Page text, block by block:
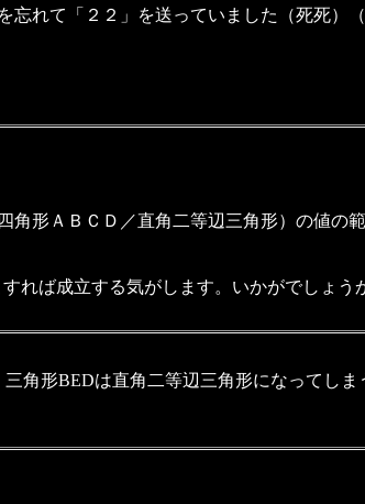
忘れて「２２」を送っていました（死死
形ＡＢＣＤ／直角二等辺三角形）の値の
れば成立する気がします。いかがでしょう
角形BEDは直角二等辺三角形になってしま